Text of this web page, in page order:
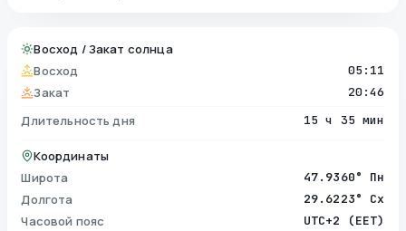
Восход / Закат солнца
Восход
05:11
Закат 20:46
Длительность дня 15 ч 35 мин
Координаты
Широта
47.9360° Пн
Долгота 29.6223° Сх
Часовой пояс UTC+2 (EET)